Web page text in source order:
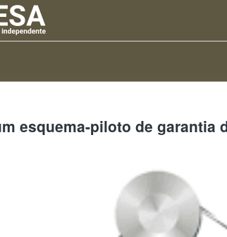
esquema-piloto de garantia